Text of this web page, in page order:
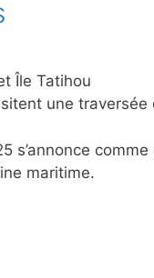
Île Tatihou
une
s’annonce
maritime.